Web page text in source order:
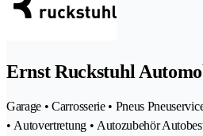
Ernst Ruckstuhl
Garage • Carrosserie • Pneus
• Autovertretung • Autozubehör